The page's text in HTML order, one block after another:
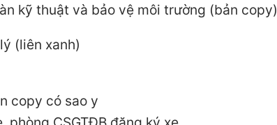
kỹ thuật và bảo vệ môi trường (bản copy)
(liên xanh)
copy có sao y